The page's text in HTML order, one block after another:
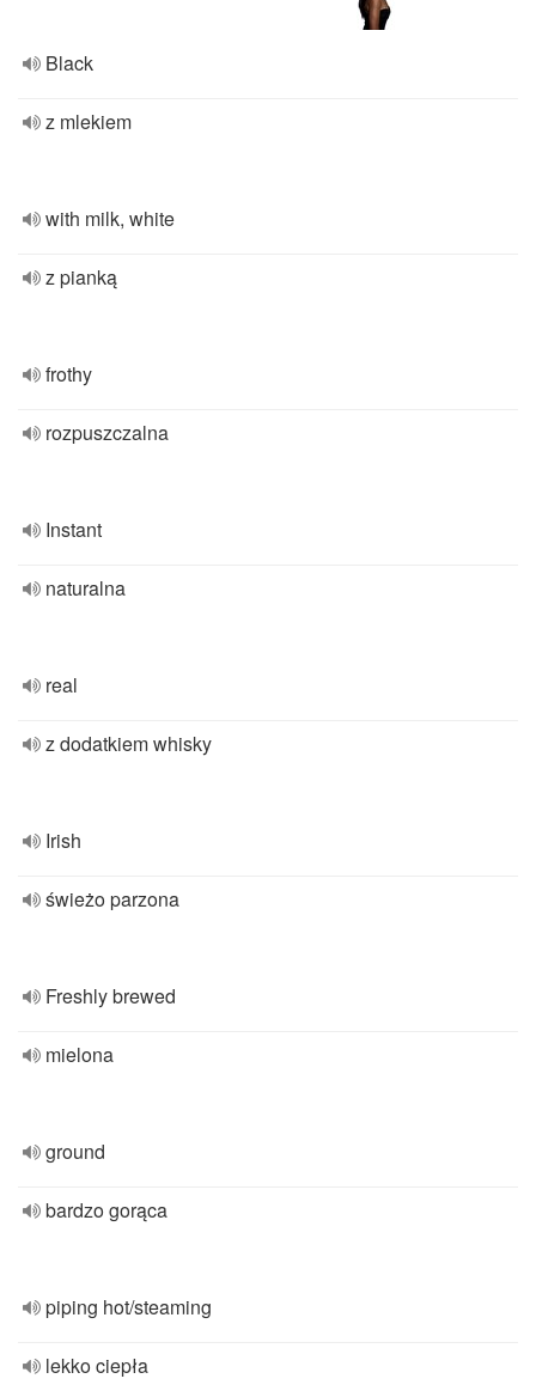
Black
z mlekiem
with milk, white
z pianką
frothy
rozpuszczalna
Instant
naturalna
real
z dodatkiem whisky
Irish
świeżo parzona
Freshly brewed
mielona
ground
bardzo gorąca
piping hot/steaming
lekko ciepła